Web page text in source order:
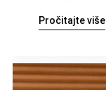
Pročitajte više